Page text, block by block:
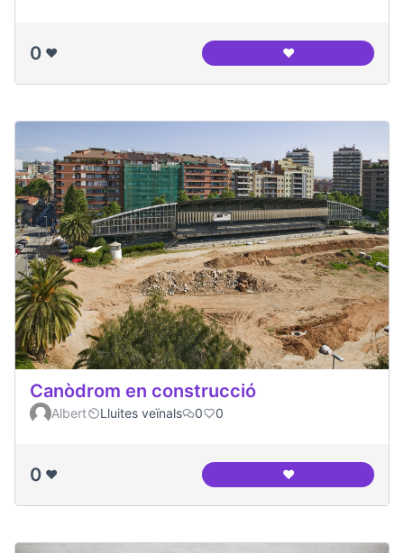
0 ❤️ ❤️Balança amb la
Canòdrom en construcció
Albert Lluites veïnals 0 0
0 ❤️ ❤️Canòdrom en